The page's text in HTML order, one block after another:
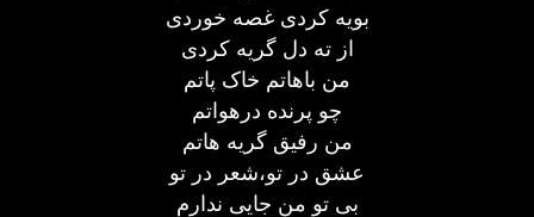
بویه کردی غصه خوردی
از ته دل گریه کردی
من باهاتم خاک پاتم
چو پرنده درهواتم
من رفیق گریه هاتم
عشق در تو،شعر در تو
بی تو من جایی ندارم